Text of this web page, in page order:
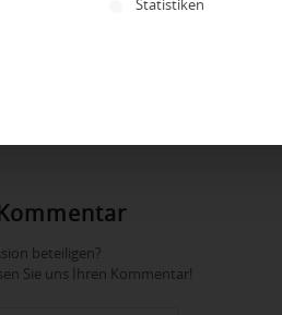
beteiligen?
Sie uns Ihren Kommentar!
Statistiken